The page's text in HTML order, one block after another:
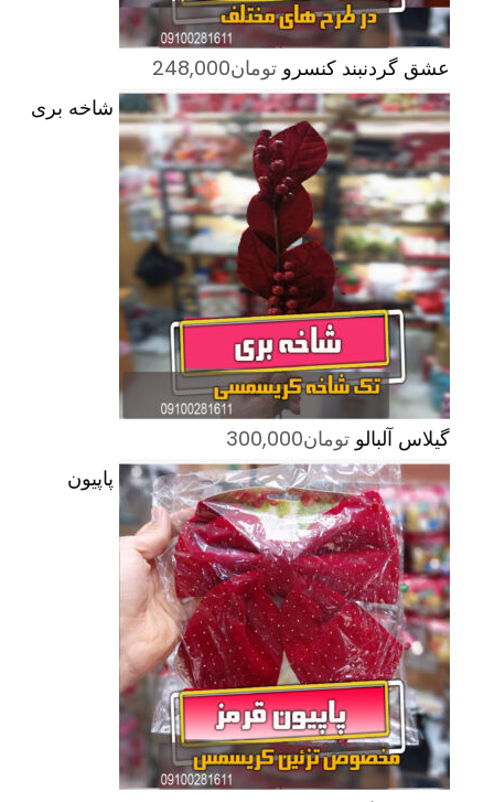
عشق گردنبند کنسرو تومان248,000
شاخه بری
گیلاس آلبالو تومان300,000
پاپیون